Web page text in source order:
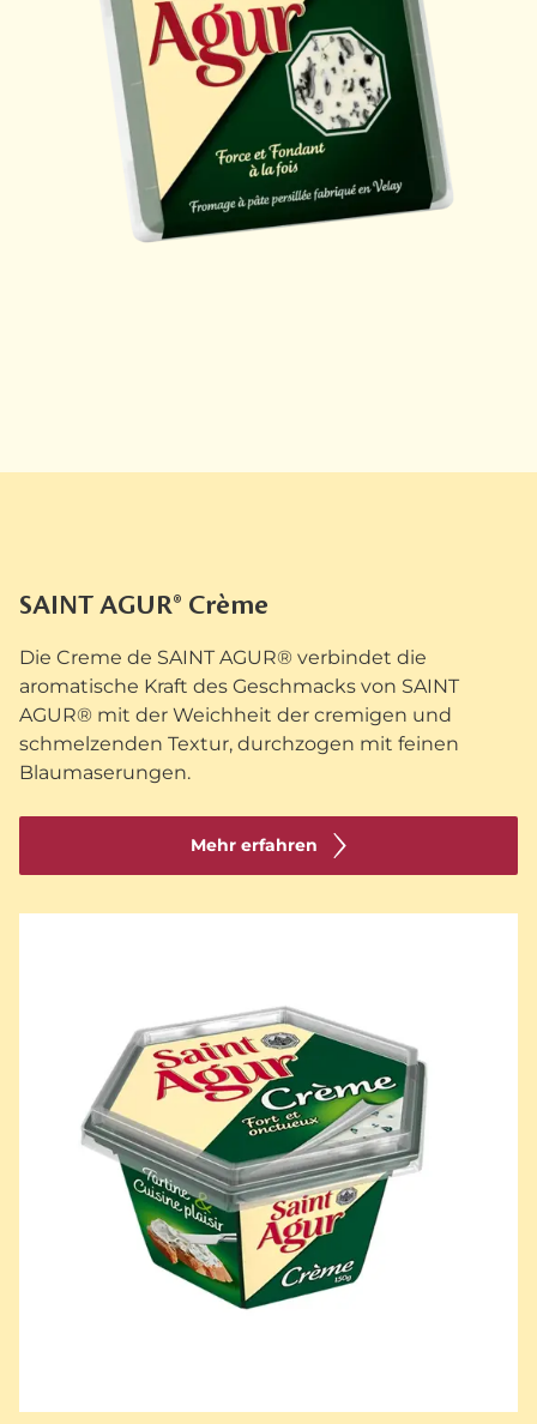
SAINT AGUR® Crème
Die Creme de SAINT AGUR® verbindet die
aromatische Kraft des Geschmacks von SAINT
AGUR® mit der Weichheit der cremigen und
schmelzenden Textur, durchzogen mit feinen
Blaumaserungen.
Mehr erfahren